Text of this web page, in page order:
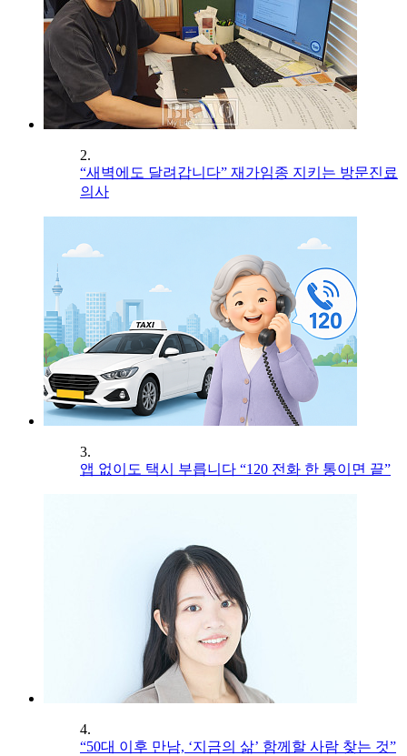
2.
“새벽에도 달려갑니다” 재가임종 지키는 방문진료
의사
3.
앱 없이도 택시 부릅니다 “120 전화 한 통이면 끝”
4.
“50대 이후 만남, ‘지금의 삶’ 함께할 사람 찾는 것”